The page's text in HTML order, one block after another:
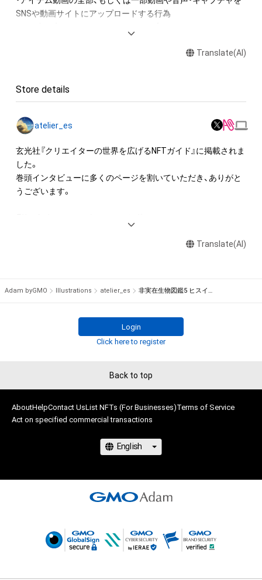
SNSや動画サイトにアップロードする行為
・アイテムの画像を使用してメッセージカードを制作し友達に
する
など）を作成する
アイテムに関する注意事項
・本アイテムに関する創作物(画像および映像、音楽、商標または
ロゴ等を含みますがこれらに限られません。)にかかる知的財産
権(著作権、特許権、実用新案権、商標権、意匠権その他の知的財
作権を有する方、著作隣接権の権利者またはその管理委託を受
けている者によって保護されています。そのため、本アイテム
の管理委託を受けている者からの事前の同意なしに、上記の「本
権を侵害するおそれのある行為(改変、公開、配布、逆コンパイ
ル、リバースエンジニアリングを含みますが、これに限定されま
に反する利用またはその恐れのある利用など、作成者が不適切
であると判断した場合、利用をお断りさせていただきます。
・本アイテムの購入、売却および利用に関して、購入者、売却者、
保有者、その他第三者が損害を被った場合、その損害がいかなる
方、著作隣接権の権利者またはその管理委託を受けている者は、
thukane1107@gmail.com
Translate(AI)
Store details
atelier_es
玄光社『クリエイターの世界を広げるNFTガイド』に掲載されま
した。
巻頭インタビューに多くのページを割いていただき、ありがと
うございます。
NFT無料プレゼントのお知らせも載っています（QRコード）
企業様メタバースプロジェクトのコンセプトアート。
━展開シリーズ━
Innerspace Landscape………
出られぬ部屋
その主人の慰めの為に季節ごと、時間ごとに変わる景色を描く
Translate(AI)
Adam byGMO Illustrations atelier_es 非実在生物図鑑5 ヒスイカワセミ
Login
Click here to register
Back to top
AboutHelpContact UsList NFTs (For Businesses)Terms of Service
Act on specified commercial transactions